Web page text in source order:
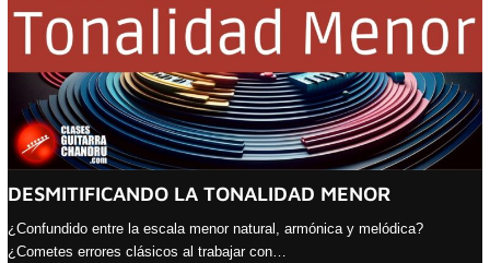
DESMITIFICANDO LA TONALIDAD MENOR
¿Confundido entre la escala menor natural, armónica y melódica?
¿Cometes errores clásicos al trabajar con…